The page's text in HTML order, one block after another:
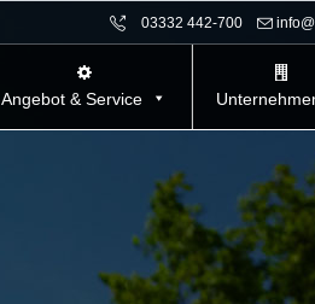
03332 442-700
Angebot & Service